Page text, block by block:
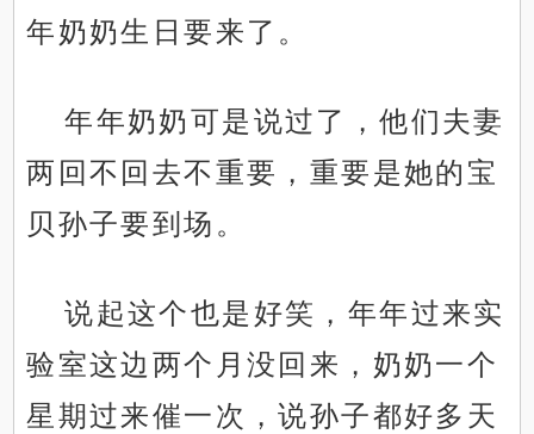
年奶奶生日要来了。
年年奶奶可是说过了，他们夫妻
两回不回去不重要，重要是她的宝
贝孙子要到场。
说起这个也是好笑，年年过来实
验室这边两个月没回来，奶奶一个
星期过来催一次，说孙子都好多天